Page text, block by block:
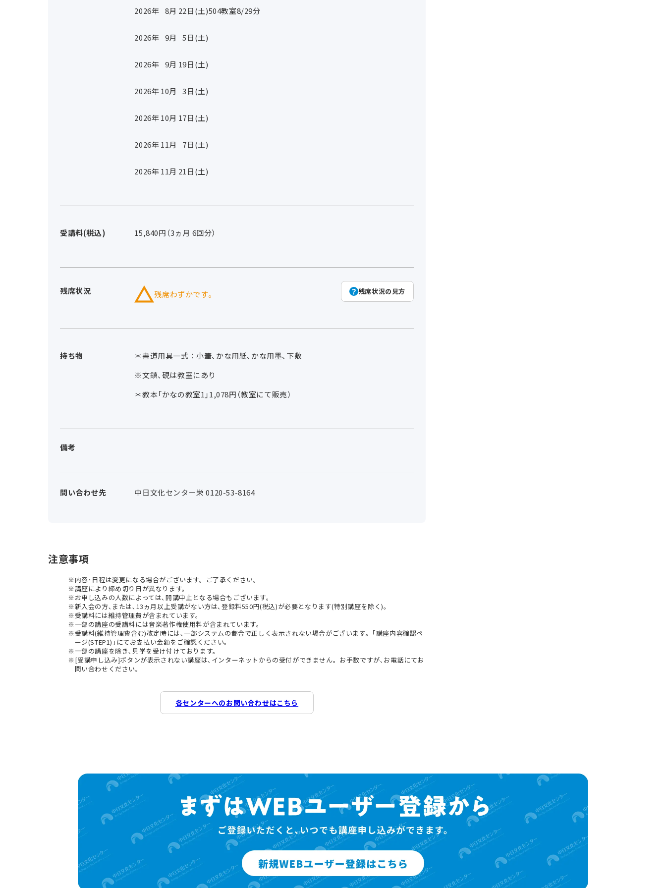
2026年 8月 22日(土)504教室8/29分
2026年 9月 5日(土)
2026年 9月 19日(土)
2026年10月 3日(土)
2026年10月 17日(土)
2026年11月 7日(土)
2026年11月 21 日(土)
受講料(税込) 15,840円（3ヵ月 6回分）
残席状況 残席わずかです。 残席状況の見方
持ち物
＊書道用具一式：小筆、かな用紙、かな用墨、下敷
※文鎮、硯は教室にあり
＊教本「かなの教室1」1,078円（教室にて販売）
備考
問い合わせ先 中日文化センター栄 0120-53-8164
注意事項
内容･日程は変更になる場合がございます。ご了承ください。
講座により締め切り日が異なります。
お申し込みの人数によっては､開講中止となる場合もございます。
新入会の方､または､13ヵ月以上受講がない方は､登録料550円(税込)が必要となります(特別講座を除く)。
受講料には維持管理費が含まれています。
一部の講座の受講料には音楽著作権使用料が含まれています。
受講料(維持管理費含む)改定時には､一部システムの都合で正しく表示されない場合がございます。｢講座内容確認ペ
ージ(STEP1)｣にてお支払い金額をご確認ください。
一部の講座を除き､見学を受け付けております。
[受講申し込み]ボタンが表示されない講座は､インターネットからの受付ができません。お手数ですが､お電話にてお
問い合わせください。
各センターへのお問い合わせはこちら